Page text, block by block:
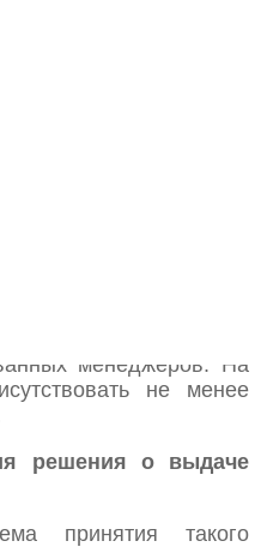
менеджеров. На
не менее
решения о выдаче
принятия такого